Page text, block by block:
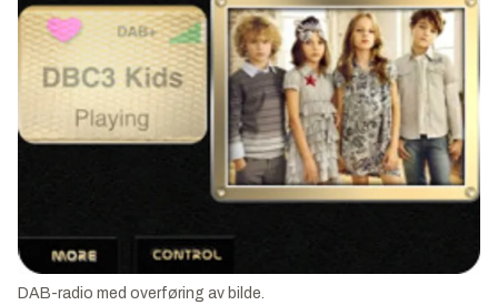
DAB-radio med overføring av bilde.